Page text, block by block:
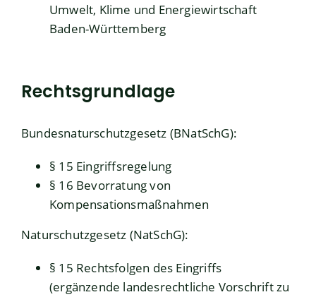
Umwelt, Klime und Energiewirtschaft
Baden-Württemberg
Rechtsgrundlage
Bundesnaturschutzgesetz (BNatSchG):
§ 15 Eingriffsregelung
§ 16 Bevorratung von
Kompensationsmaßnahmen
Naturschutzgesetz (NatSchG):
§ 15 Rechtsfolgen des Eingriffs
(ergänzende landesrechtliche Vorschrift zu